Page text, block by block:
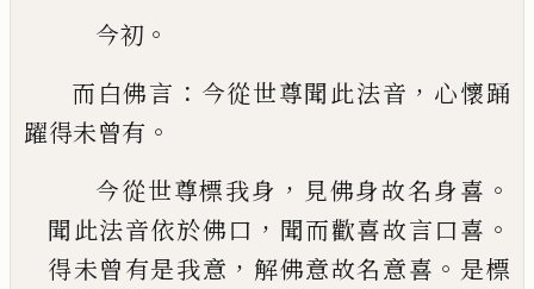
今初 。
而白佛言 ： 今從世尊聞此法音 ， 心懷踊
躍得未曾有 。
今從世尊標我身 ， 見佛身故名身喜 。
聞此法音依於佛口 ， 聞而歡喜故言口喜 。
得未曾有是我意 ， 解佛意故名意喜 。 是標